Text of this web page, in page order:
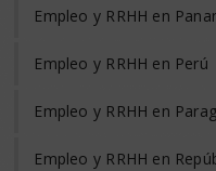
Empleo y RRHH en
Empleo y RRHH en Perú
Empleo y RRHH en
Empleo y RRHH en